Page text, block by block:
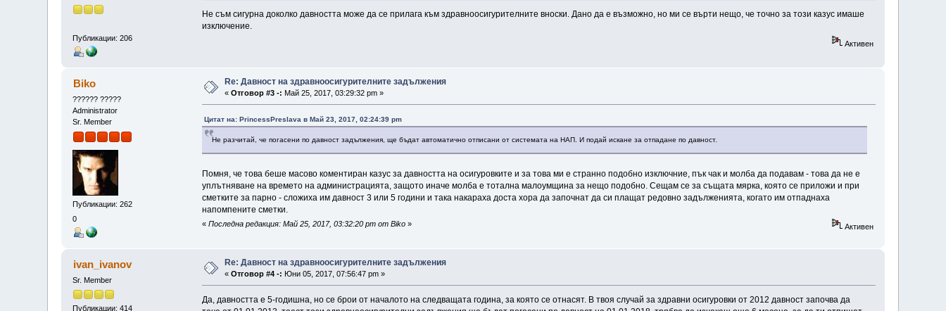
Публикации: 206
Не съм сигурна доколко давността може да се прилага към здравноосигурителните вноски. Дано да е възможно, но ми се върти нещо, че точно за този казус имаше
изключение.
Активен
Biko
?????? ?????
Administrator
Sr. Member
Публикации: 262
0
Re: Давност на здравноосигурителните задължения
«Отговор #3 -: Май 25, 2017, 03:29:32 pm »
Цитат на: PrincessPreslava в Май 23, 2017, 02:24:39 pm
Не разчитай, че погасени по давност задължения, ще бъдат автоматично отписани от системата на НАП. И подай искане за отпадане по давност.
Помня, че това беше масово коментиран казус за давността на осигуровките и за това ми е странно подобно изключние, пък чак и молба да подавам - това да не е
уплътняване на времето на администрацията, защото иначе молба е тотална малоумщина за нещо подобно. Сещам се за същата мярка, която се приложи и при
сметките за парно - сложиха им давност 3 или 5 години и така накараха доста хора да започнат да си плащат редовно задълженията, когато им отпаднаха
напомпените сметки.
« Последна редакция: Май 25, 2017, 03:32:20 pm от Biko» Активен
ivan_ivanov
Sr. Member
Публикации: 414
Re: Давност на здравноосигурителните задължения
«Отговор #4 -: Юни 05, 2017, 07:56:47 pm »
Да, давността е 5-годишна, но се брои от началото на следващата година, за която се отнасят. В твоя случай за здравни осигуровки от 2012 давност започва да